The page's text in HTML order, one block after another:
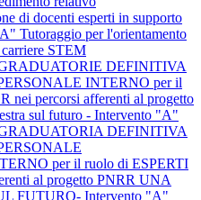
di docenti esperti in supporto
Tutoraggio per l'orientamento
STEM
DEFINITIVA
INTERNO per il
nei percorsi afferenti al progetto
sul futuro - Intervento "A"
DEFINITIVA
per il ruolo di ESPERTI
al progetto PNRR UNA
FUTURO- Intervento "A"